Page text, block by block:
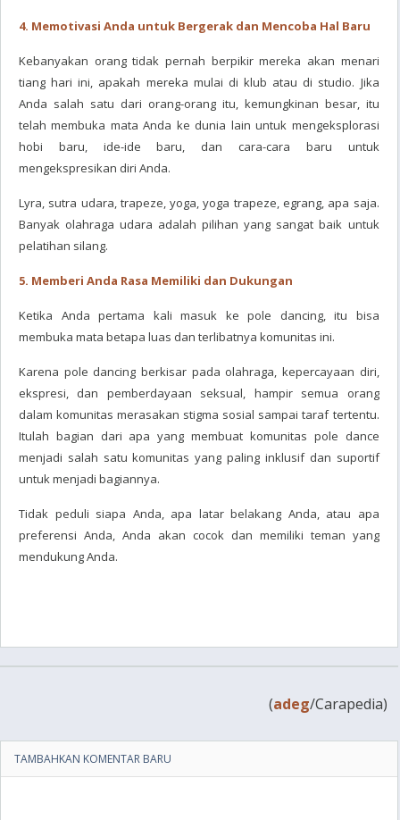
4. Memotivasi Anda untuk Bergerak dan Mencoba Hal Baru
Kebanyakan orang tidak pernah berpikir mereka akan menari
tiang hari ini, apakah mereka mulai di klub atau di studio. Jika
Anda salah satu dari orang-orang itu, kemungkinan besar, itu
telah membuka mata Anda ke dunia lain untuk mengeksplorasi
hobi baru, ide-ide baru, dan cara-cara baru untuk
mengekspresikan diri Anda.
Lyra, sutra udara, trapeze, yoga, yoga trapeze, egrang, apa saja.
Banyak olahraga udara adalah pilihan yang sangat baik untuk
pelatihan silang.
5. Memberi Anda Rasa Memiliki dan Dukungan
Ketika Anda pertama kali masuk ke pole dancing, itu bisa
membuka mata betapa luas dan terlibatnya komunitas ini.
Karena pole dancing berkisar pada olahraga, kepercayaan diri,
ekspresi, dan pemberdayaan seksual, hampir semua orang
dalam komunitas merasakan stigma sosial sampai taraf tertentu.
Itulah bagian dari apa yang membuat komunitas pole dance
menjadi salah satu komunitas yang paling inklusif dan suportif
untuk menjadi bagiannya.
Tidak peduli siapa Anda, apa latar belakang Anda, atau apa
preferensi Anda, Anda akan cocok dan memiliki teman yang
mendukung Anda.
(adeg/Carapedia)
TAMBAHKAN KOMENTAR BARU